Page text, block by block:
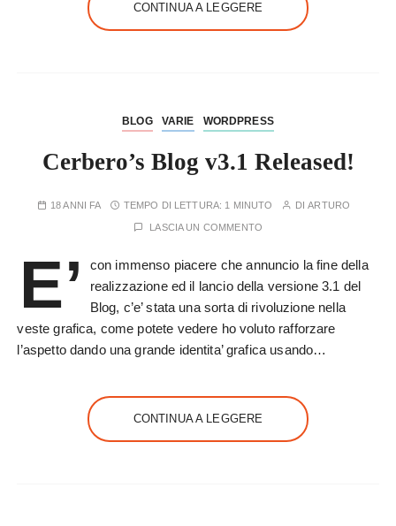
CONTINUA A LEGGERE
BLOG VARIE WORDPRESS
Cerbero’s Blog v3.1 Released!
18 ANNI FA TEMPO DI LETTURA: 1 MINUTO DIARTURO
LASCIA UN COMMENTO
E’
con immenso piacere che annuncio la fine della
realizzazione ed il lancio della versione 3.1 del
Blog, c’e’ stata una sorta di rivoluzione nella
veste grafica, come potete vedere ho voluto rafforzare
l’aspetto dando una grande identita’ grafica usando…
CONTINUA A LEGGERE